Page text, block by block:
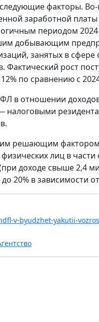
факторы. Во-
заработной
периодом
добывающим
занятых в сфере
рост
по сравнению с
в отношении
налоговыми
решающим
лиц в
доходе свыше 2,4
20% в зависимости
v-byudzhet-yakutii-